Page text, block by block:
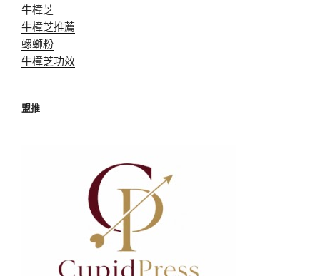
牛樟芝
牛樟芝推薦
螺螄粉
牛樟芝功效
盟推